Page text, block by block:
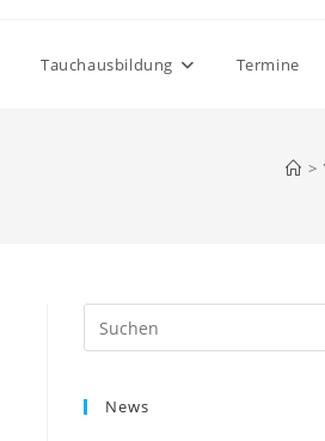
Tauchausbildung Termine
>
News